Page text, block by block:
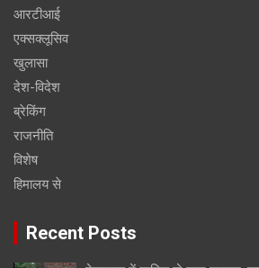
आरटीआई
एक्सक्लूसिव
खुलासा
देश-विदेश
ब्रेकिंग
राजनीति
विशेष
हिमालय से
Recent Posts